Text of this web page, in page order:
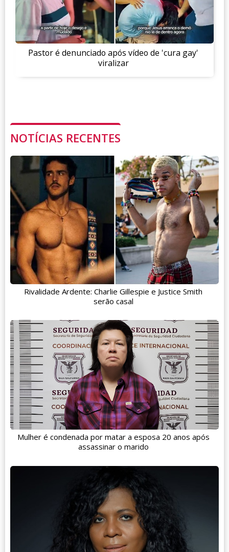
Pastor é denunciado após vídeo de 'cura gay'
viralizar
NOTÍCIAS RECENTES
Rivalidade Ardente: Charlie Gillespie e Justice Smith
serão casal
Mulher é condenada por matar a esposa 20 anos após
assassinar o marido